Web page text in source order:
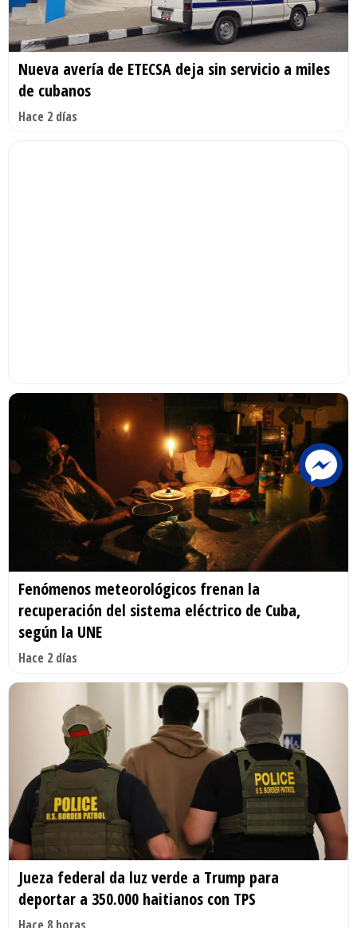
Nueva avería de ETECSA deja sin servicio a miles
de cubanos
Hace 2 días
Fenómenos meteorológicos frenan la
recuperación del sistema eléctrico de Cuba,
según la UNE
Hace 2 días
Jueza federal da luz verde a Trump para
deportar a 350.000 haitianos con TPS